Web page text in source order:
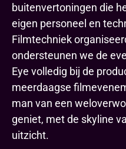
buitenvertoningen die
eigen personeel en
Filmtechniek
ondersteunen we de
Eye volledig bij de
meerdaagse
man van een
geniet, met de skyline
uitzicht.